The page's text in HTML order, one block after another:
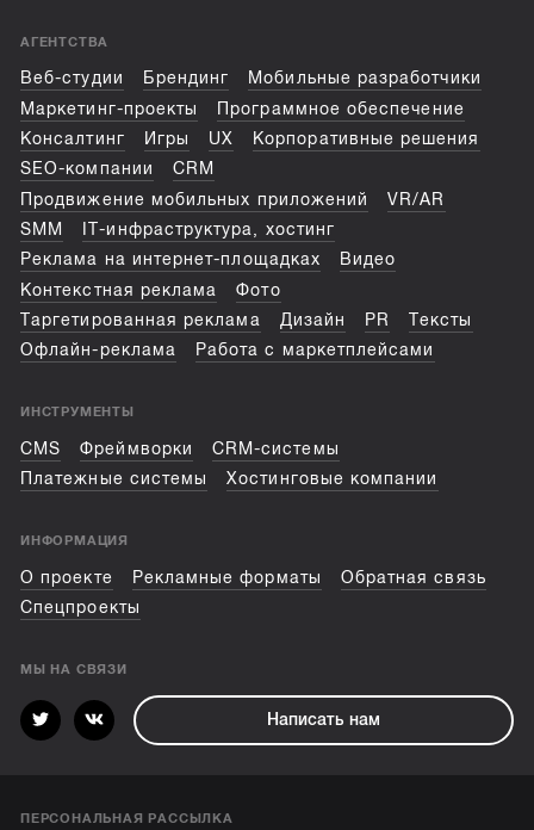
АГЕНТСТВА
Веб-студии Брендинг
Мобильные разработчики
Маркетинг-проекты
Программное обеспечение
Консалтинг
Игры UX
Корпоративные решения
SEO-компании
CRM
Продвижение мобильных приложений
VR/AR
SMM
IT-инфраструктура, хостинг
Реклама на интернет-площадках
Видео
Контекстная реклама
Фото
Таргетированная реклама
Дизайн PR
Тексты
Офлайн-реклама
Работа с маркетплейсами
ИНСТРУМЕНТЫ
CMS Фреймворки
CRM-системы
Платежные системы
Хостинговые компании
ИНФОРМАЦИЯ
О проекте Рекламные форматы
Обратная связь
Спецпроекты
МЫ НА СВЯЗИ
Написать нам
ПЕРСОНАЛЬНАЯ РАССЫЛКА